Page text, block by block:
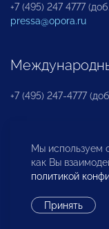
+7 (495) 247 4777
pressa@opora.ru
+7 (495) 247-4777
Бюро по
инвесторов
Мы используем
как Вы
политикой
Принять